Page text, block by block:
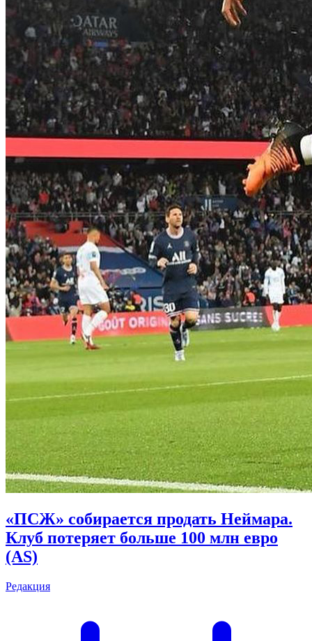
«ПСЖ» собирается продать Неймара.
Клуб потеряет больше 100 млн евро
(AS)
Редакция